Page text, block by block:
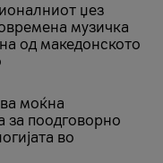
џез
музичка
од македонското
моќна
поодговорно
во